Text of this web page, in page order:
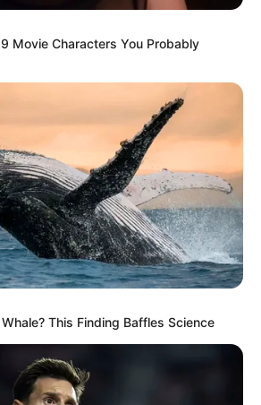
Movie Characters You Probably
This Finding Baffles Science